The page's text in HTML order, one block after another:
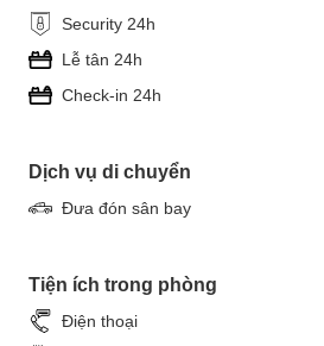
Security 24h
Lễ tân 24h
Check-in 24h
Dịch vụ di chuyển
Đưa đón sân bay
Tiện ích trong phòng
Điện thoại